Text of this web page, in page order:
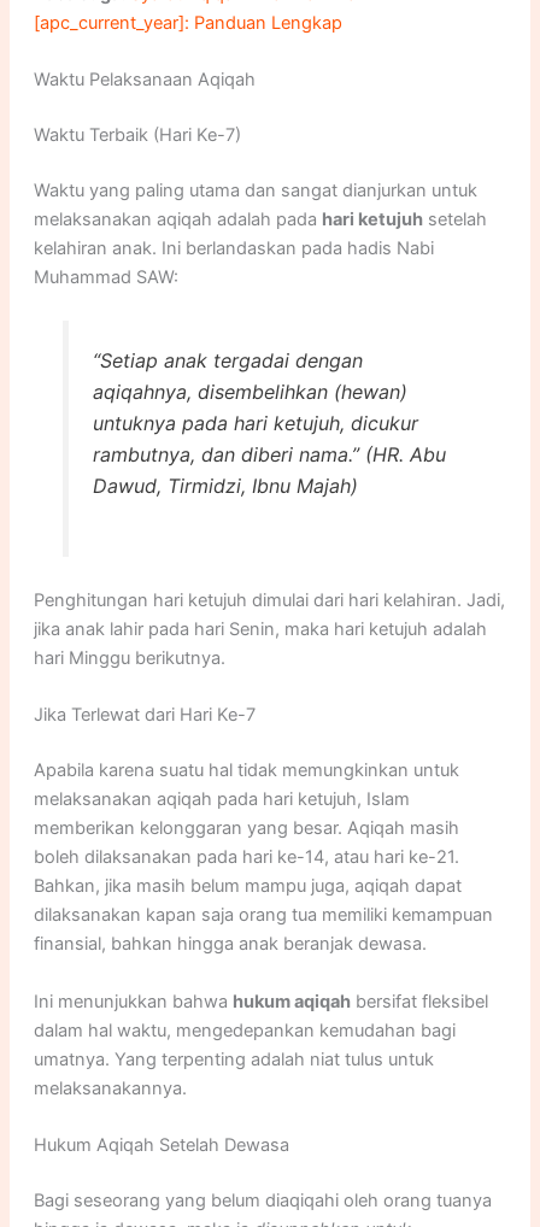
[apc_current_year]: Panduan Lengkap
Waktu Pelaksanaan Aqiqah
Waktu Terbaik (Hari Ke-7)
Waktu yang paling utama dan sangat dianjurkan untuk
melaksanakan aqiqah adalah pada hari ketujuhsetelah
kelahiran anak. Ini berlandaskan pada hadis Nabi
Muhammad SAW:
“Setiap anak tergadai dengan
aqiqahnya, disembelihkan (hewan)
untuknya pada hari ketujuh, dicukur
rambutnya, dan diberi nama.” (HR. Abu
Dawud, Tirmidzi, Ibnu Majah)
Penghitungan hari ketujuh dimulai dari hari kelahiran. Jadi,
jika anak lahir pada hari Senin, maka hari ketujuh adalah
hari Minggu berikutnya.
Jika Terlewat dari Hari Ke-7
Apabila karena suatu hal tidak memungkinkan untuk
melaksanakan aqiqah pada hari ketujuh, Islam
memberikan kelonggaran yang besar. Aqiqah masih
boleh dilaksanakan pada hari ke-14, atau hari ke-21.
Bahkan, jika masih belum mampu juga, aqiqah dapat
dilaksanakan kapan saja orang tua memiliki kemampuan
finansial, bahkan hingga anak beranjak dewasa.
Ini menunjukkan bahwa hukum aqiqahbersifat fleksibel
dalam hal waktu, mengedepankan kemudahan bagi
umatnya. Yang terpenting adalah niat tulus untuk
melaksanakannya.
Hukum Aqiqah Setelah Dewasa
Bagi seseorang yang belum diaqiqahi oleh orang tuanya